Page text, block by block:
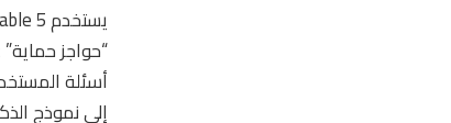
“حواجز
أسئلة